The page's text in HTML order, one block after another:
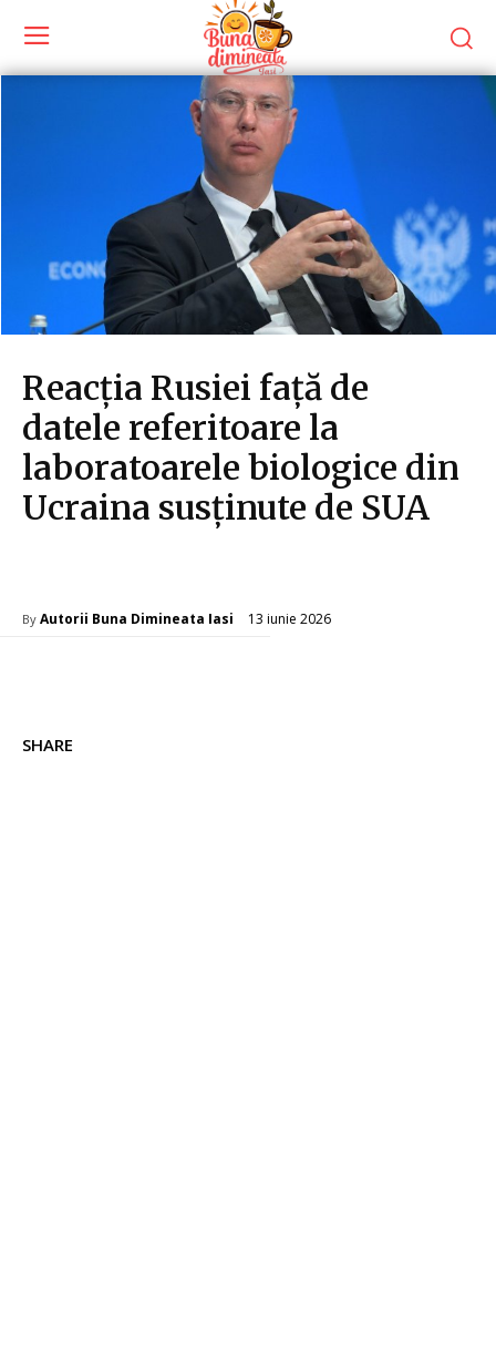
Reacția Rusiei față de
datele referitoare la
laboratoarele biologice din
Ucraina susținute de SUA
By Autorii Buna Dimineata Iasi 13 iunie 2026
SHARE